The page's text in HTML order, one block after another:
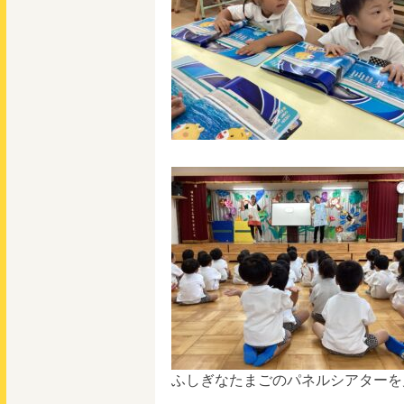
ふしぎなたまごのパネルシアター